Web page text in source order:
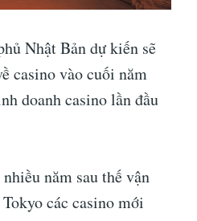
Nhật Bản dự kiến sẽ
casino vào cuối năm
doanh casino lần đầu
năm sau thế vận
các casino mới